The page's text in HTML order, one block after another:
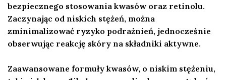
bezpiecznego stosowania kwasów oraz retinolu.
Zaczynając od niskich stężeń, można
zminimalizować ryzyko podrażnień, jednocześnie
obserwując reakcję skóry na składniki aktywne.
Zaawansowane formuły kwasów, o niskim stężeniu,